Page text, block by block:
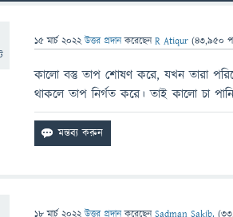
15 মার্চ 2022 উত্তর প্রদান করেছেনR Atiqur (43,950
কালো বস্তু তাপ শোষণ করে, যখন তারা
থাকলে তাপ নির্গত করে। তাই কালো চা
18 মার্চ 2022 উত্তর প্রদান করেছেনSadman Sakib. (